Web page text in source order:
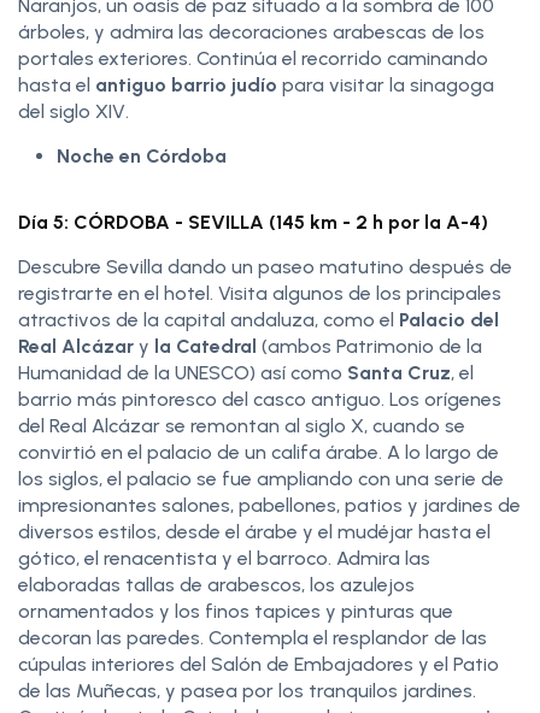
Naranjos, un oasis de paz situado a la sombra de 100
árboles, y admira las decoraciones arabescas de los
portales exteriores. Continúa el recorrido caminando
hasta el antiguo barrio judío para visitar la sinagoga
del siglo XIV.
Noche en Córdoba
Día 5: CÓRDOBA - SEVILLA (145 km - 2 h por la A-4)
Descubre Sevilla dando un paseo matutino después de
registrarte en el hotel. Visita algunos de los principales
atractivos de la capital andaluza, como el Palacio del
Real Alcázar y la Catedral (ambos Patrimonio de la
Humanidad de la UNESCO) así como Santa Cruz, el
barrio más pintoresco del casco antiguo. Los orígenes
del Real Alcázar se remontan al siglo X, cuando se
convirtió en el palacio de un califa árabe. A lo largo de
los siglos, el palacio se fue ampliando con una serie de
impresionantes salones, pabellones, patios y jardines de
diversos estilos, desde el árabe y el mudéjar hasta el
gótico, el renacentista y el barroco. Admira las
elaboradas tallas de arabescos, los azulejos
ornamentados y los finos tapices y pinturas que
decoran las paredes. Contempla el resplandor de las
cúpulas interiores del Salón de Embajadores y el Patio
de las Muñecas, y pasea por los tranquilos jardines.